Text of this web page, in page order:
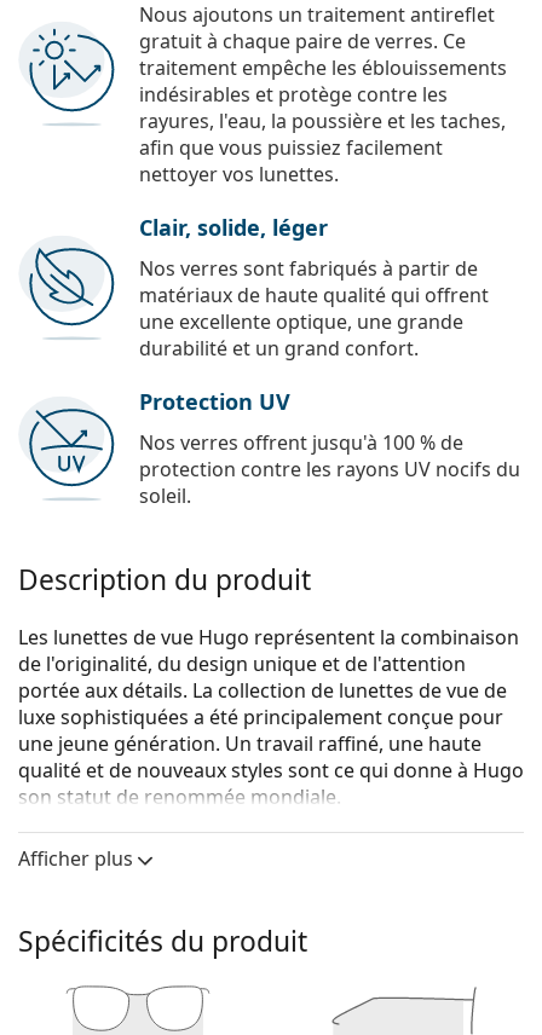
Nous ajoutons un traitement antireflet
gratuit à chaque paire de verres. Ce
traitement empêche les éblouissements
indésirables et protège contre les
rayures, l'eau, la poussière et les taches,
afin que vous puissiez facilement
nettoyer vos lunettes.
Clair, solide, léger
Nos verres sont fabriqués à partir de
matériaux de haute qualité qui offrent
une excellente optique, une grande
durabilité et un grand confort.
Protection UV
Nos verres offrent jusqu'à 100 % de
protection contre les rayons UV nocifs du
soleil.
Description du produit
Les lunettes de vue Hugo représentent la combinaison
de l'originalité, du design unique et de l'attention
portée aux détails. La collection de lunettes de vue de
luxe sophistiquées a été principalement conçue pour
une jeune génération. Un travail raffiné, une haute
qualité et de nouveaux styles sont ce qui donne à Hugo
son statut de renommée mondiale.
Hugo Boss HUGO HG 1088 UNS 15 57sont des
lunettes pour hommes.
la fonction d'essai virtuel de Lentiamo.
La couleur noire de la monture s'accorde
Afficher plus
Spécificités du produit